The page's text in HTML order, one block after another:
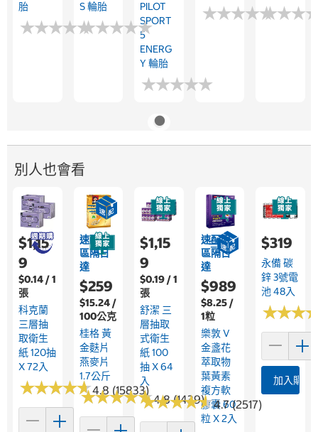
胎
★★★★★
★★★★★
S 輪胎
★★★★★
★★★★★
PILOT
SPORT
5
ENERG
Y 輪胎
★★★★★
★★★★★
★★★★★
★★★★★
★★★
★★★
別人也會看
$1,15
9
$0.14 / 1
張
科克蘭
三層抽
取衛生
紙 120抽
X 72入
★★★★★
★★★★★4.8 (15833)
速配限
區隔日
達
$259
$15.24 /
100公克
桂格 黃
金麩片
燕麥片
1.7公斤
★★★★★
★★★★★4.8 (1439)
$1,15
9
$0.19 / 1
張
舒潔 三
層抽取
式衛生
紙 100
抽 X 64
入
★★★★★
★★★★★4.7 (2517)
速配限
區隔日
達
$989
$8.25 /
1粒
樂敦 V
金盞花
萃取物
葉黃素
複方軟
膠囊 60
粒 X 2入
$319
永備 碳
鋅 3號電
池 48入
★★★
★★★
加入購物